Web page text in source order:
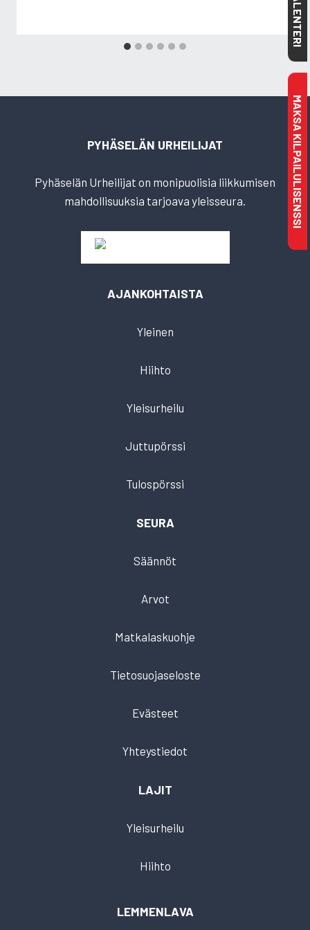
PYHÄSELÄN URHEILIJAT
Pyhäselän Urheilijat on monipuolisia liikkumisen
mahdollisuuksia tarjoava yleisseura.
AJANKOHTAISTA
Yleinen
Hiihto
Yleisurheilu
Juttupörssi
Tulospörssi
SEURA
Säännöt
Arvot
Matkalaskuohje
Tietosuojaseloste
Evästeet
Yhteystiedot
LAJIT
Yleisurheilu
Hiihto
LEMMENLAVA
KALENTERI
MAKSA KILPAILULISENSSI